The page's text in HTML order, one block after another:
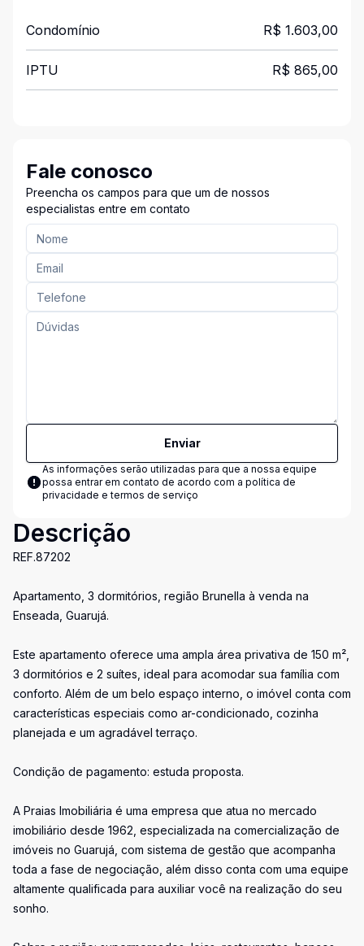
Condomínio R$ 1.603,00
IPTU R$ 865,00
Fale conosco
Preencha os campos para que um de nossos
especialistas entre em contato
Enviar
As informações serão utilizadas para que a nossa equipe
possa entrar em contato de acordo com a política de
privacidade e termos de serviço
Descrição
REF.87202
Apartamento, 3 dormitórios, região Brunella à venda na
Enseada, Guarujá.
Este apartamento oferece uma ampla área privativa de 150 m²,
3 dormitórios e 2 suítes, ideal para acomodar sua família com
conforto. Além de um belo espaço interno, o imóvel conta com
características especiais como ar-condicionado, cozinha
planejada e um agradável terraço.
Condição de pagamento: estuda proposta.
A Praias Imobiliária é uma empresa que atua no mercado
imobiliário desde 1962, especializada na comercialização de
imóveis no Guarujá, com sistema de gestão que acompanha
toda a fase de negociação, além disso conta com uma equipe
altamente qualificada para auxiliar você na realização do seu
sonho.